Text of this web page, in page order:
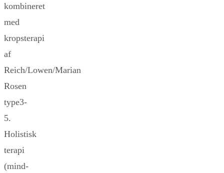
kombineret
med
kropsterapi
af
Reich/Lowen/Marian
Rosen
type3-
5.
Holistisk
terapi
(mind-